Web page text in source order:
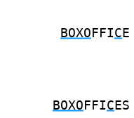
BOXO FFIC E
BOXO FFIC ES